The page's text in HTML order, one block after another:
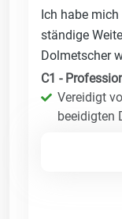
Ich habe
ständige
Dolmetscher
C1 -
Vereidigt
beeidigten